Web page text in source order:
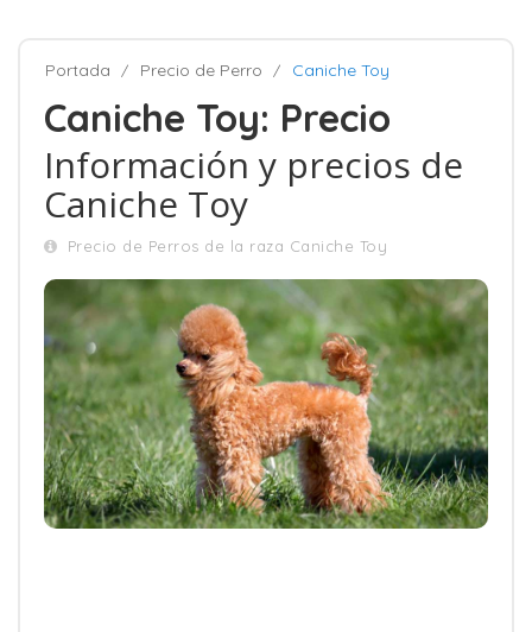
Portada Precio de Perro Caniche Toy
Caniche Toy: Precio
Información y precios de
Caniche Toy
Precio de Perros de la raza Caniche Toy